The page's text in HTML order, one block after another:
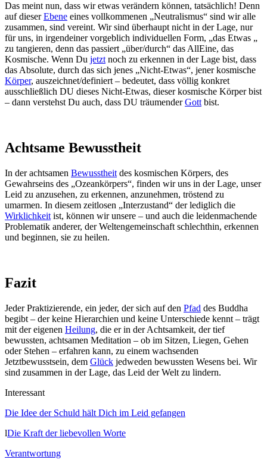
Das meint nun, dass wir etwas verändern können, tatsächlich! Denn
auf dieserEbene eines vollkommenen „Neutralismus“ sind wir alle
zusammen, sind vereint. Wir sind überhaupt nicht in der Lage, nur
für uns, in irgendeiner vorgeblich individuellen Form, „das Etwas „
zu tangieren, denn das passiert „über/durch“ das AllEine, das
Kosmische. Wenn Du jetztnoch zu erkennen in der Lage bist, dass
das Absolute, durch das sich jenes „Nicht-Etwas“, jener kosmische
Körper, auszeichnet/definiert – bedeutet, dass völlig konkret
ausschließlich DU dieses Nicht-Etwas, dieser kosmische Körper bist
– dann verstehst Du auch, dass DU träumenderGottbist.
Achtsame Bewusstheit
In der achtsamen Bewusstheit des kosmischen Körpers, des
Gewahrseins des „Ozeankörpers“, finden wir uns in der Lage, unser
Leid zu anzusehen, zu erkennen, anzunehmen, tröstend zu
umarmen. In diesem zeitlosen „Interzustand“ der lediglich die
Wirklichkeit ist, können wir unsere – und auch die leidenmachende
Problematik anderer, der Weltengemeinschaft schlechthin, erkennen
und beginnen, sie zu heilen.
Fazit
Jeder Praktizierende, ein jeder, der sich auf den Pfad des Buddha
begibt – der keine Hierarchien und keine Unterschiede kennt – trägt
mit der eigenen Heilung, die er in der Achtsamkeit, der tief
bewussten, achtsamen Meditation – ob im Sitzen, Liegen, Gehen
oder Stehen – erfahren kann, zu einem wachsenden
Jetztbewusstsein, dem Glück jedweden bewussten Wesens bei. Wir
sind zusammen in der Lage, das Leid der Welt zu lindern.
Interessant
Die Idee der Schuld hält Dich im Leid gefangen
lDie Kraft der liebevollen Worte
Verantwortung